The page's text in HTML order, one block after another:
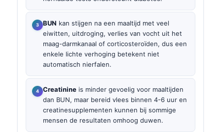
BUN kan stijgen na een maaltijd met veel
eiwitten, uitdroging, verlies van vocht uit het
maag-darmkanaal of corticosteroïden, dus een
enkele lichte verhoging betekent niet
automatisch nierfalen.
Creatinine is minder gevoelig voor maaltijden
dan BUN, maar bereid vlees binnen 4-6 uur en
creatinesupplementen kunnen bij sommige
mensen de resultaten omhoog duwen.